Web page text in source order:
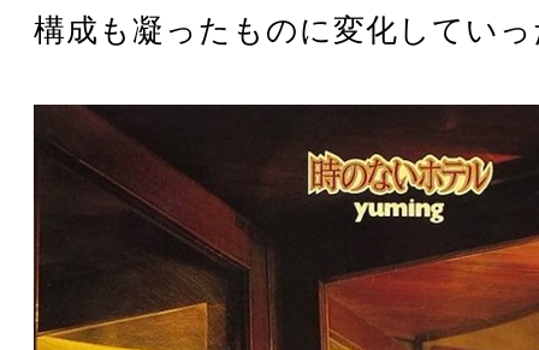
構成も凝ったものに変化してい